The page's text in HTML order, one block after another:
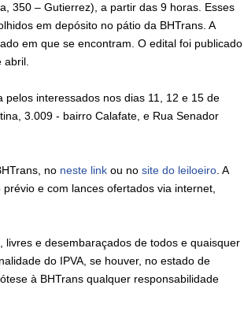
350 – Gutierrez), a partir das 9 horas. Esses
em depósito no pátio da BHTrans. A
em que se encontram. O edital foi publicado
abril.
interessados nos dias 11, 12 e 15 de
3.009 - bairro Calafate, e Rua Senador
no neste link ou no site do leiloeiro. A
e com lances ofertados via internet,
e desembaraçados de todos e quaisquer
do IPVA, se houver, no estado de
à BHTrans qualquer responsabilidade